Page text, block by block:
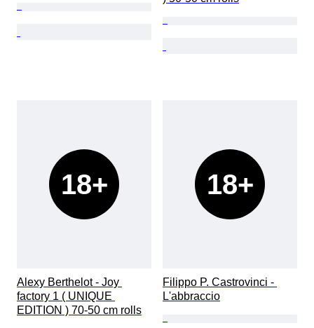
18+
Alexy Berthelot - Joy
factory 1 ( UNIQUE
EDITION ) 70-50 cm rolls
18+
Filippo P. Castrovinci -
L'abbraccio